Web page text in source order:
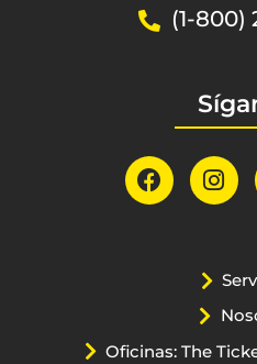
(1-800)
Oficinas: The